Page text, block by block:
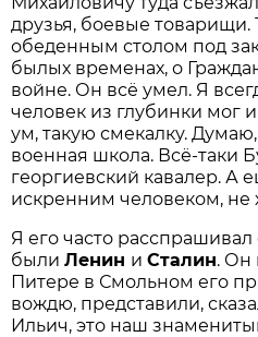
друзья, боевые товарищи.
обеденным столом под
былых временах, о
войне. Он всё умел. Я
человек из глубинки мог
ум, такую смекалку.
военная школа. Всё-таки
георгиевский кавалер. А
искренним человеком, не
Я его часто
былиЛенин иСталин. Он
Питере в Смольном его
вождю, представили,
Ильич, это наш